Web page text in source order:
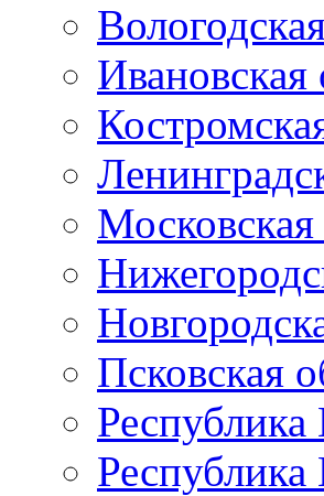
Ивановская
Московская
Псковская
Республика